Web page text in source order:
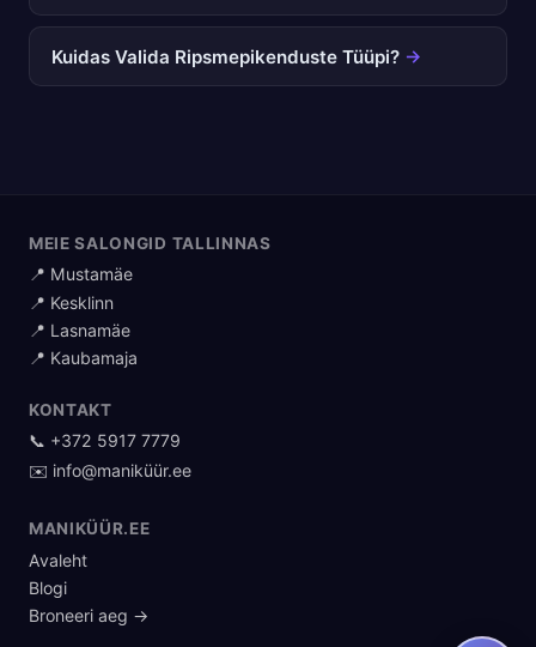
Kuidas Valida Ripsmepikenduste Tüüpi? →
MEIE SALONGID TALLINNAS
📍 Mustamäe
📍 Kesklinn
📍 Lasnamäe
📍 Kaubamaja
KONTAKT
📞 +372 5917 7779
✉️ info@maniküür.ee
MANIKÜÜR.EE
Avaleht
Blogi
Broneeri aeg →